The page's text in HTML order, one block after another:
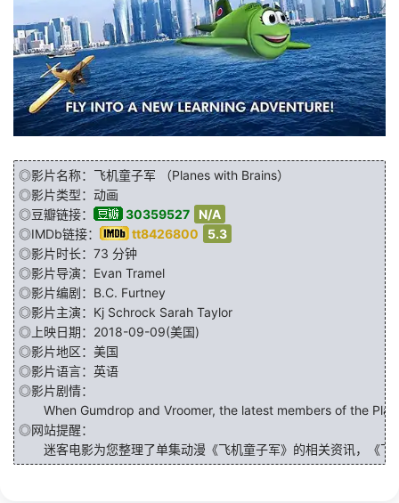
◎影片名称：飞机童子军 （Planes with Brains）
◎影片类型：动画
◎豆瓣链接：
30359527
N/A
◎IMDb链接：
tt8426800
5.3
◎影片时长：73 分钟
◎影片导演： Evan Tramel
◎影片编剧： B.C. Furtney
◎影片主演： Kj Schrock Sarah Taylor
◎上映日期：2018-09-09(美国)
◎影片地区：美国
◎影片语言：英语
◎影片剧情：
When Gumdrop and Vroomer, the latest members of the
◎网站提醒：
迷客电影为您整理了单集动漫《飞机童子军》的相关资讯，《飞